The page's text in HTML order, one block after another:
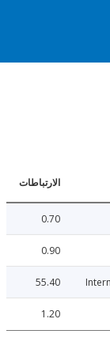
الارتباطات
55.40